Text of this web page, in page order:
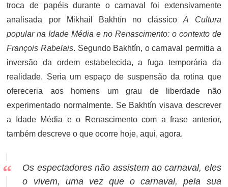
troca de papéis durante o carnaval foi extensivamente
analisada por Mikhail Bakhtín no clássicoA Cultura
popular na Idade Média e no Renascimento: o contexto de
François Rabelais. Segundo Bakhtín, o carnaval permitia a
inversão da ordem estabelecida, a fuga temporária da
realidade. Seria um espaço de suspensão da rotina que
ofereceria aos homens um grau de liberdade não
experimentado normalmente. Se Bakhtín visava descrever
a Idade Média e o Renascimento com a frase anterior,
também descreve o que ocorre hoje, aqui, agora.
Os espectadores não assistem ao carnaval, eles
o vivem, uma vez que o carnaval, pela sua